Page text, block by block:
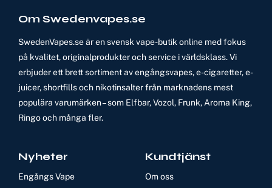
Om Swedenvapes.se
SwedenVapes.se är en svensk vape-butik online med fokus
på kvalitet, originalprodukter och service i världsklass. Vi
erbjuder ett brett sortiment av engångsvapes, e-cigaretter, e-
juicer, shortfills och nikotinsalter från marknadens mest
populära varumärken – som Elfbar, Vozol, Frunk, Aroma King,
Ringo och många fler.
Nyheter
Engångs Vape
Kundtjänst
Om oss